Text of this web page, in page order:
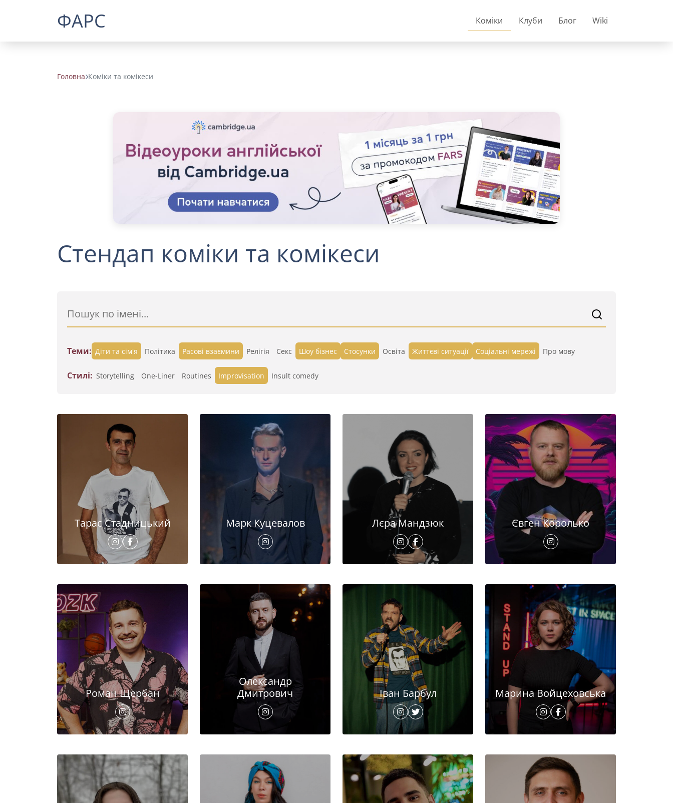
ФАРС Коміки Клуби Блог Wiki
Головна Коміки та комікеси
Стендап коміки та комікеси
Теми: Діти та сім'я Політика Расові взаємини Релігія Секс Шоу бізнес Стосунки Освіта Життєві ситуації Cоціальні мережі Про мову
Стилі: Storytelling One-Liner Routines Improvisation Insult comedy
Тарас Стадницький Марк Куцевалов Лєра Мандзюк Євген Королько
Роман Щербан
Олександр
Дмитрович
Іван Барбул Марина Войцеховська